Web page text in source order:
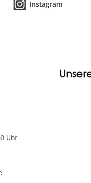
Instagram
Uhr